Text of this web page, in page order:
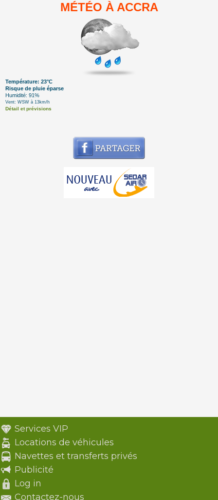
MÉTÉO À ACCRA
Température: 23°C
Risque de pluie éparse
Humidité: 91%
Vent: WSW à 13km/h
Détail et prévisions
Services VIP
Locations de véhicules
Navettes et transferts privés
Publicité
Log in
Contactez-nous